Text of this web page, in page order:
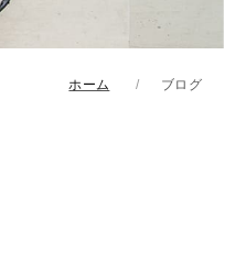
ホーム ブログ